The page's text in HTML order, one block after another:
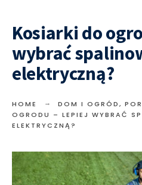
Kosiarki do
wybrać
elektryczną?
HOME DOM I OGRÓD,
OGRODU – LEPIEJ WYBRAĆ
ELEKTRYCZNĄ?